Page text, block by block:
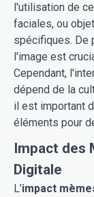
l'utilisation de
faciales, ou
spécifiques. De
l'image est
Cependant,
dépend de la
il est important
éléments pour
Impact des
Digitale
L’impact